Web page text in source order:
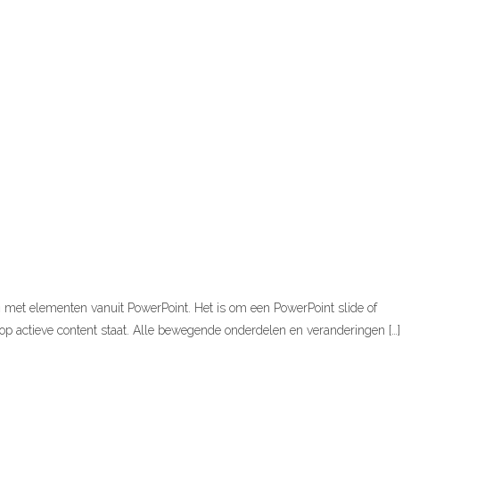
elementen vanuit PowerPoint. Het is om een PowerPoint slide of
content staat. Alle bewegende onderdelen en veranderingen […]